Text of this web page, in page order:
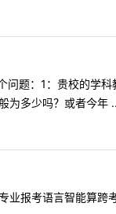
题：1：贵校的学
为多少吗？或者今年
报考语言智能算跨